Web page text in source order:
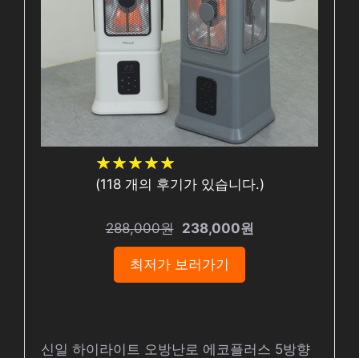
★★★★★
★★★★★
(118개의 후기가 있습니다.)
288,000원 238,000원
최저가 보러가기
신일 하이라이트 오방난로 에코플러스 5방향